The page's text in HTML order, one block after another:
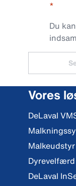
Du
Vores
DeLaval
Malkeudstyr
Dyrevelfærd
DeLaval